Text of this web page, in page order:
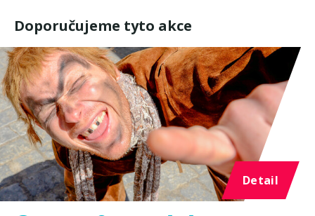
Doporučujeme tyto akce
Detail